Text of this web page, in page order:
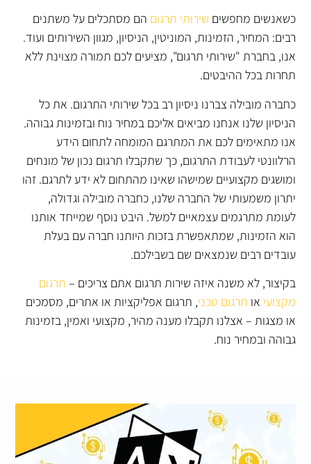
כשאנשים מחפשים שירותי תרגום הם מסתכלים על משתנים
רבים: המחיר, הזמינות, המוניטין, הניסיון, מגוון השירותים ועוד.
אנו, בחברת "שירותי תרגום", מציעים לכם תמורה מצוינת ללא
תחרות בכל ההיבטים.
כחברה מובילה צברנו ניסיון רב בכל שירותי התרגום. את כל
הניסיון שלנו אנחנו מביאים אליכם במחיר נוח ובזמינות גבוהה.
אנו מתאימים לכם את המתרגם המומחה לתחום הידע
הרלוונטי לעבודת התרגום, כך שתקבלו תרגום נכון של מונחים
ומושגים מקצועיים שמישהו שאינו מהתחום לא ידע לתרגם. זהו
יתרון משמעותי של החברה שלנו, כחברה מובילה וגדולה,
לעומת מתרגמים עצמאיים למשל. היבט נוסף שמייחד אותנו
הוא הזמינות, שמתאפשרת בזכות היותנו חברה עם בעלת
עובדים רבים שנמצאים שם בשבילכם.
בקיצור, לא משנה איזה שירות תרגום אתם צריכים – תרגום
מקצועי או תרגום טכני, תרגום אפליקציות או אתרים, מסמכים
או מצגות – אצלנו תקבלו מענה מהיר, מקצועי ואמין, בזמינות
גבוהה ובמחיר נוח.